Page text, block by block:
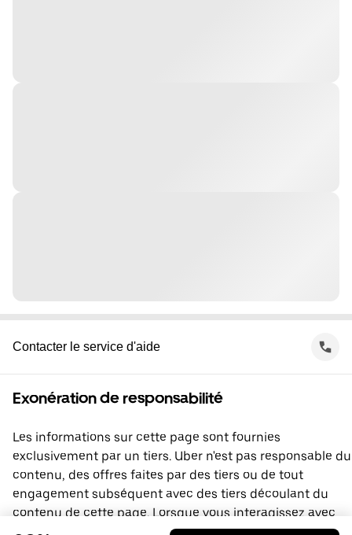
Contacter le service d'aide
Exonération de responsabilité
Les informations sur cette page sont fournies
exclusivement par un tiers. Uber n'est pas responsable du
contenu, des offres faites par des tiers ou de tout
engagement subséquent avec des tiers découlant du
contenu de cette page. Lorsque vous interagissez avec
un tiers, vous concluez une entente directement avec lui,